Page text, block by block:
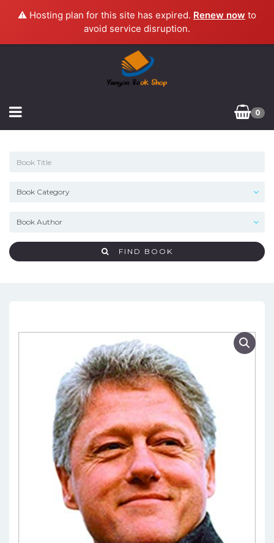
⚠️ Hosting plan for this site has expired. Renew now to
avoid service disruption.
0
FIND BOOK